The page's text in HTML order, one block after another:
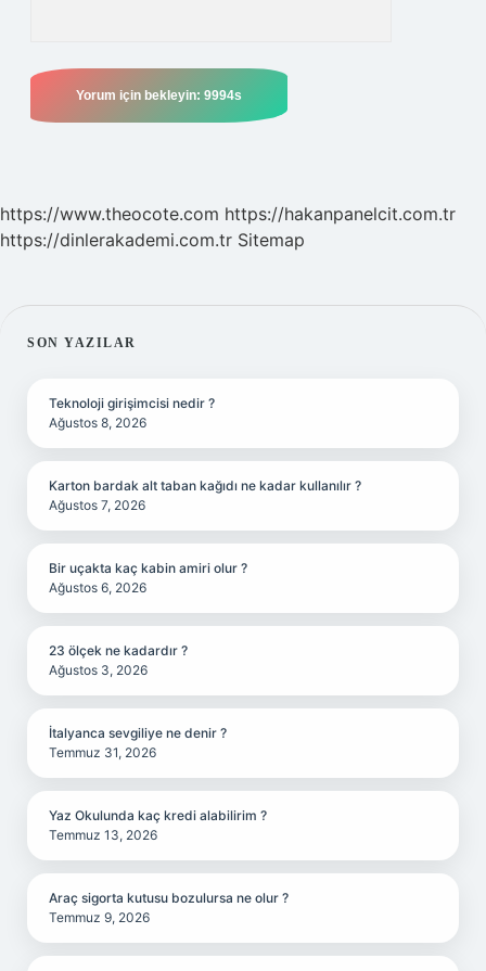
https://www.theocote.com https://hakanpanelcit.com.tr
https://dinlerakademi.com.tr Sitemap
SIDEBAR
SON YAZILAR
Teknoloji girişimcisi nedir ?
Ağustos 8, 2026
Karton bardak alt taban kağıdı ne kadar kullanılır ?
Ağustos 7, 2026
Bir uçakta kaç kabin amiri olur ?
Ağustos 6, 2026
23 ölçek ne kadardır ?
Ağustos 3, 2026
İtalyanca sevgiliye ne denir ?
Temmuz 31, 2026
Yaz Okulunda kaç kredi alabilirim ?
Temmuz 13, 2026
Araç sigorta kutusu bozulursa ne olur ?
Temmuz 9, 2026